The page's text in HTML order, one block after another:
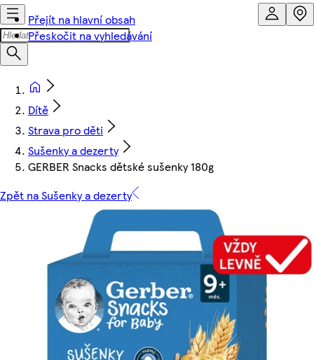
Přejít na hlavní obsah
Přeskočit na vyhledávání
Dítě
Strava pro děti
Sušenky a dezerty
GERBER Snacks dětské sušenky 180g
Zpět na Sušenky a dezerty